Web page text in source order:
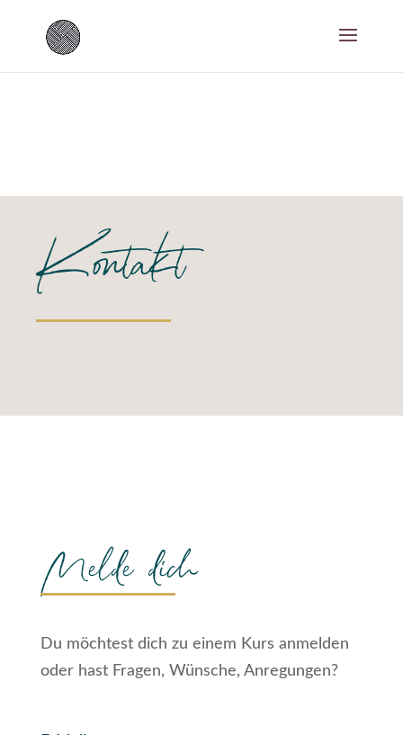
Kontakt
Melde dich
Du möchtest dich zu einem Kurs anmelden
oder hast Fragen, Wünsche, Anregungen?